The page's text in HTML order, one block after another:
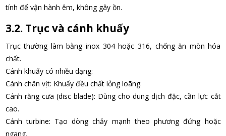
tính để vận hành êm, không gây ồn.
3.2. Trục và cánh khuấy
Trục thường làm bằng inox 304 hoặc 316, chống ăn mòn hóa
chất.
Cánh khuấy có nhiều dạng:
Cánh chân vịt: Khuấy đều chất lỏng loãng.
Cánh răng cưa (disc blade): Dùng cho dung dịch đặc, cần lực cắt
cao.
Cánh turbine: Tạo dòng chảy mạnh theo phương đứng hoặc
ngang.